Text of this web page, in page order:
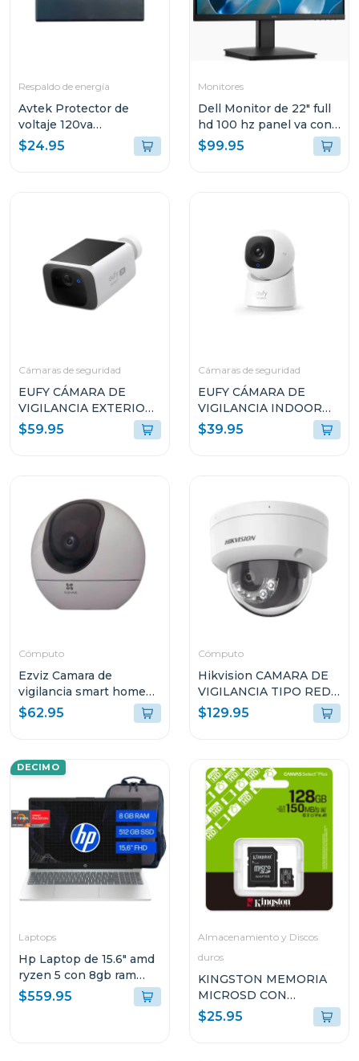
Respaldo de energía
Avtek Protector de
voltaje 120va
cortacorriente 3 tomas
pte-3t515
$24.95
Monitores
Dell Monitor de 22" full
hd 100 hz panel va con
hdmi y vga
$99.95
Cámaras de seguridad
EUFY CÁMARA DE
VIGILANCIA EXTERIOR
SOLOCAM S220
T8134121
$59.95
Cámaras de seguridad
EUFY CÁMARA DE
VIGILANCIA INDOOR
CAM C220 T8W11121
$39.95
Cómputo
Ezviz Camara de
vigilancia smart home
camera 3k h6
$62.95
Cómputo
Hikvision CAMARA DE
VIGILANCIA TIPO RED
DOMO CON LUZ
HÍBRIDA INTELIGENTE
$129.95
DECIMO
Laptops
Hp Laptop de 15.6" amd
ryzen 5 con 8gb ram
512gb ssd 15fc0250
$559.95
Almacenamiento y Discos
duros
KINGSTON MEMORIA
MICROSD CON
ADAPTADOR DE 128GB
SDCS3128GB
$25.95